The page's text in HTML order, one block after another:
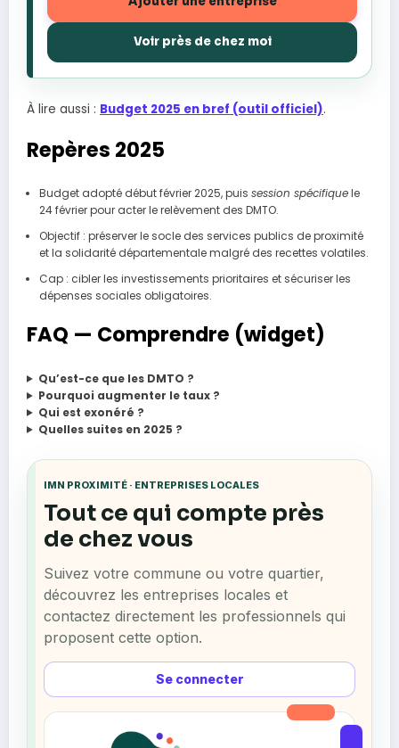
Voir près de chez moi
À lire aussi : Budget 2025 en bref (outil officiel).
Repères 2025
Budget adopté début février 2025, puis session spécifiquele
24 février pour acter le relèvement des DMTO.
Objectif : préserver le socle des services publics de proximité
et la solidarité départementale malgré des recettes volatiles.
Cap : cibler les investissements prioritaires et sécuriser les
dépenses sociales obligatoires.
FAQ — Comprendre (widget)
Qu’est-ce que les DMTO ?
Pourquoi augmenter le taux ?
Qui est exonéré ?
Quelles suites en 2025 ?
IMN PROXIMITÉ · ENTREPRISES LOCALES
Se connecter
Tout ce qui compte près
de chez vous
Suivez votre commune ou votre quartier,
découvrez les entreprises locales et
contactez directement les professionnels qui
proposent cette option.